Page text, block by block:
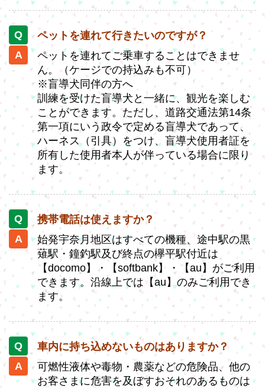
ペットを連れて行きたいのですが？
ペットを連れてご乗車することはできませ
ん。（ケージでの持込みも不可）
※盲導犬同伴の方へ
訓練を受けた盲導犬と一緒に、観光を楽しむ
ことができます。ただし、道路交通法第14条
第一項にいう政令で定める盲導犬であって、
ハーネス（引具）をつけ、盲導犬使用者証を
所有した使用者本人が伴っている場合に限り
ます。
携帯電話は使えますか？
始発宇奈月地区はすべての機種、途中駅の黒
薙駅・鐘釣駅及び終点の欅平駅付近は
【docomo】・【softbank】・【au】がご利用
できます。沿線上では【au】のみご利用でき
ます。
車内に持ち込めないものはありますか？
可燃性液体や毒物・農薬などの危険品、他の
お客さまに危害を及ぼすおそれのあるものは